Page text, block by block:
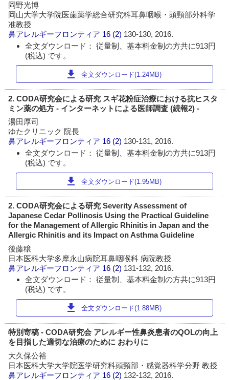
岡野光博
岡山大学大学院医歯薬学総合研究科耳鼻咽喉・頭頸部外科学
准教授
鼻アレルギーフロンティア 16 (2) 130-130, 2016.
全文ダウンロード： 従量制、基本料金制の方共に913円
(税込) です。
download 全文ダウンロード(1.24MB)
2. CODA研究会による研究 スギ花粉症治療における抗ヒスタ
ミン薬の処方 - インターネットによる医師調査 (続報2) -
湯田厚司
ゆたクリニック 院長
鼻アレルギーフロンティア 16 (2) 130-131, 2016.
全文ダウンロード： 従量制、基本料金制の方共に913円
(税込) です。
download 全文ダウンロード(1.95MB)
2. CODA研究会による研究 Severity Assessment of
Japanese Cedar Pollinosis Using the Practical Guideline
for the Management of Allergic Rhinitis in Japan and the
Allergic Rhinitis and its Impact on Asthma Guideline
後藤穣
日本医科大学多摩永山病院耳鼻咽喉科 病院教授
鼻アレルギーフロンティア 16 (2) 131-132, 2016.
全文ダウンロード： 従量制、基本料金制の方共に913円
(税込) です。
download 全文ダウンロード(1.88MB)
特別寄稿 - CODA研究会 アレルギー性鼻炎患者のQOLの向上
を目指した適切な治療のために おわりに
大久保公裕
日本医科大学大学院医学研究科頭頸部・感覚器科学分野 教授
鼻アレルギーフロンティア 16 (2) 132-132, 2016.